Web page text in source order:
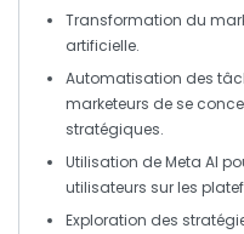
Transformation du
artificielle.
Automatisation des
marketeurs de se
stratégiques.
Utilisation deMeta AI
utilisateurs sur les
Exploration des